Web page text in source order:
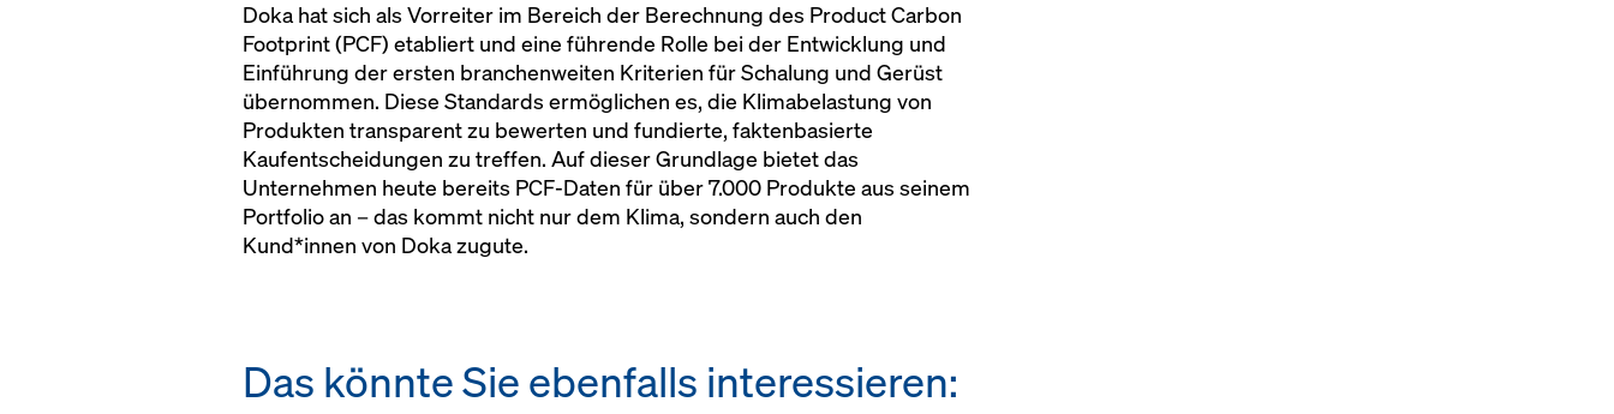
Doka hat sich als Vorreiter im Bereich der Berechnung des Product Carbon
Footprint (PCF) etabliert und eine führende Rolle bei der Entwicklung und
Einführung der ersten branchenweiten Kriterien für Schalung und Gerüst
übernommen. Diese Standards ermöglichen es, die Klimabelastung von
Produkten transparent zu bewerten und fundierte, faktenbasierte
Kaufentscheidungen zu treffen. Auf dieser Grundlage bietet das
Unternehmen heute bereits PCF-Daten für über 7.000 Produkte aus seinem
Portfolio an – das kommt nicht nur dem Klima, sondern auch den
Kund*innen von Doka zugute.
Das könnte Sie ebenfalls interessieren: